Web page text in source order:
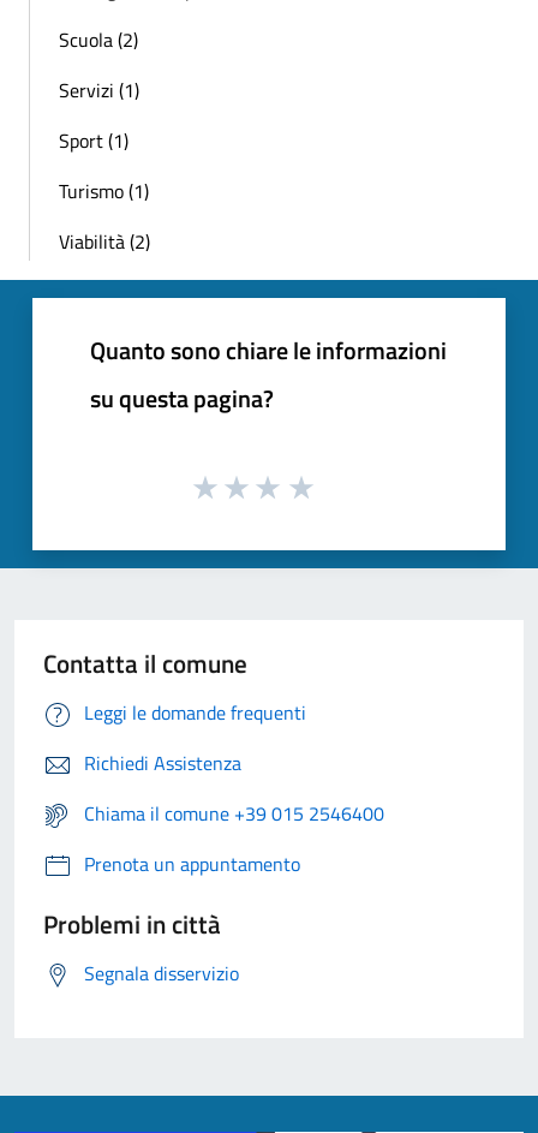
Scuola (2)
Servizi (1)
Sport (1)
Turismo (1)
Viabilità (2)
Quanto sono chiare le informazioni
su questa pagina?
Contatta il comune
Leggi le domande frequenti
Richiedi Assistenza
Chiama il comune +39 015 2546400
Prenota un appuntamento
Problemi in città
Segnala disservizio